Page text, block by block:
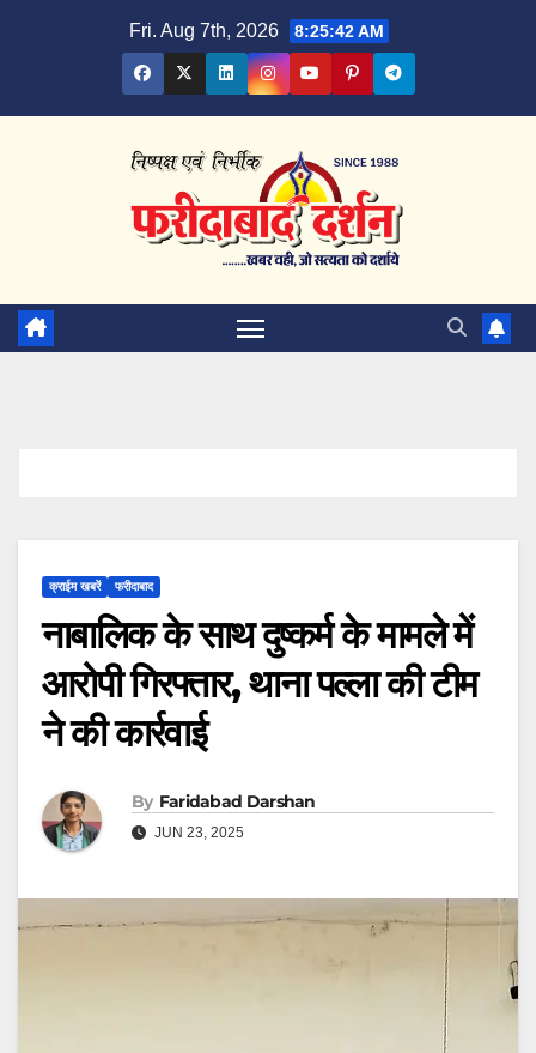
Fri. Aug 7th, 2026 8:25:43 AM
क्राईम खबरें फरीदाबाद
नाबालिक के साथ दुष्कर्म के मामले में
आरोपी गिरफ्तार, थाना पल्ला की टीम
ने की कार्रवाई
By Faridabad Darshan
JUN 23, 2025